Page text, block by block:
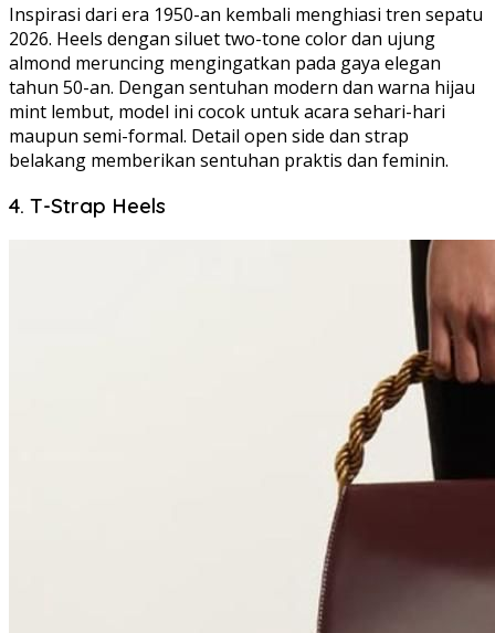
Inspirasi dari era 1950-an kembali menghiasi tren sepatu
2026. Heels dengan siluet two-tone color dan ujung
almond meruncing mengingatkan pada gaya elegan
tahun 50-an. Dengan sentuhan modern dan warna hijau
mint lembut, model ini cocok untuk acara sehari-hari
maupun semi-formal. Detail open side dan strap
belakang memberikan sentuhan praktis dan feminin.
4. T-Strap Heels